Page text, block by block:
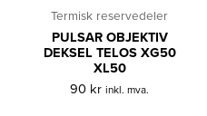
Termisk reservedeler
PULSAR OBJEKTIV
DEKSEL TELOS XG50
XL50
90 kr inkl. mva.